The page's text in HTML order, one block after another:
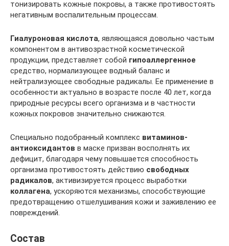
тонизировать кожные покровы, а также противостоять
негативным воспалительным процессам.
Гиалуроновая кислота, являющаяся довольно частым
компонентом в антивозрастной косметической
продукции, представляет собой гипоаллергенное
средство, нормализующее водный баланс и
нейтрализующее свободные радикалы. Ее применение в
особенности актуально в возрасте после 40 лет, когда
природные ресурсы всего организма и в частности
кожных покровов значительно снижаются.
Специально подобранный комплекс витаминов-
антиоксидантов в маске призван восполнять их
дефицит, благодаря чему повышается способность
организма противостоять действию свободных
радикалов, активизируется процесс выработки
коллагена, ускоряются механизмы, способствующие
предотвращению отшелушивания кожи и заживлению ее
повреждений.
Состав